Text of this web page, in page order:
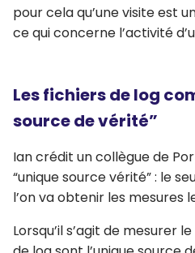
pour cela qu’une visite est
ce qui concerne l’activité
Les fichiers de log
source de vérité”
Ian crédit un collègue de
“unique source vérité” : le
l’on va obtenir les mesures
Lorsqu’il s’agit de mesurer